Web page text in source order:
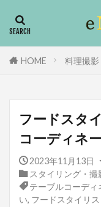
HOME 料理撮
フードスタ
コーディネ
2023年11月13日
スタイリング・撮
テーブルコーディ
い, フードスタイリス
フードコーディネータ
タグ
Adobe
動画編集
冷凍庫